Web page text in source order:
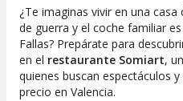
¿Te imaginas vivir en una
de guerra y el coche familiar
Fallas? Prepárate para
en el restaurante Somiart,
quienes buscan espectáculos
precio en Valencia.